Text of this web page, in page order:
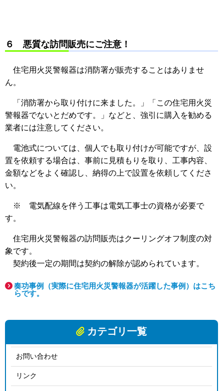
６ 悪質な訪問販売にご注意！
住宅用火災警報器は消防署が販売することはありませ
ん。
「消防署から取り付けに来ました。」「この住宅用火災
警報器でないとだめです。」などと、強引に購入を勧める
業者には注意してください。
電池式については、個人でも取り付けが可能ですが、設
置を依頼する場合は、事前に見積もりを取り、工事内容、
金額などをよく確認し、納得の上で設置を依頼してくださ
い。
※ 電気配線を伴う工事は電気工事士の資格が必要で
す。
住宅用火災警報器の訪問販売はクーリングオフ制度の対
象です。
契約後一定の期間は契約の解除が認められています。
奏功事例（実際に住宅用火災警報器が活躍した事例）はこち
らです。
カテゴリ一覧
お問い合わせ
リンク